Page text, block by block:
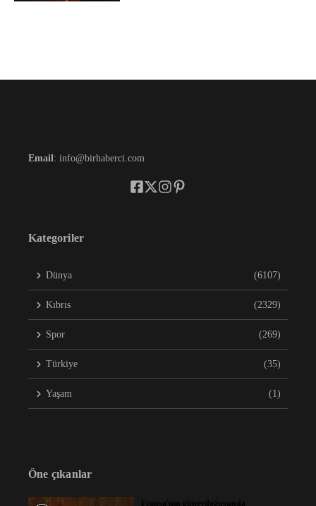
Email: info@birhaberci.com
Kategoriler
Dünya (6107)
Kıbrıs (2329)
Spor (269)
Türkiye (35)
Yaşam (1)
Öne çıkanlar
Fransa'nın güneydoğusunda